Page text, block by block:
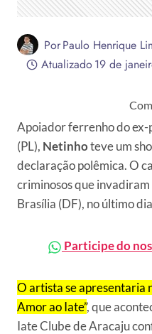
PorPaulo Henrique
Atualizado19 de
Apoiador ferrenho do
(PL), Netinhoteve um
declaração polêmica. O
criminosos que
Brasília (DF), no último
Participe do
O artista se apresentaria
Amor ao Iate”, que
Iate Clube de Aracaju